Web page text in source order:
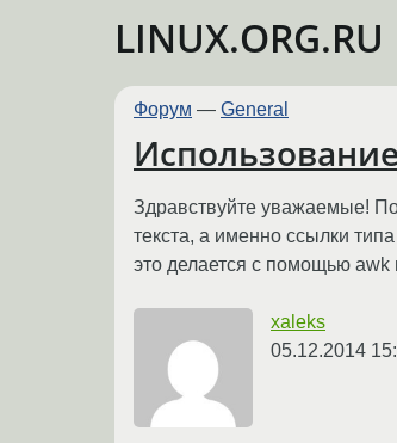
LINUX.ORG.RU
Форум — General
Здравствуйте уважаемые!
текста, а именно ссылки типа
это делается с помощью
xaleks
05.12.2014